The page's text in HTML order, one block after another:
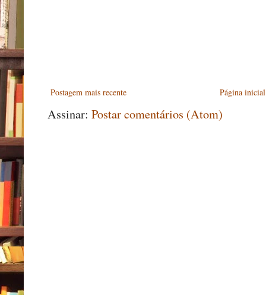
Postagem mais recente Página inicial
Assinar: Postar comentários (Atom)